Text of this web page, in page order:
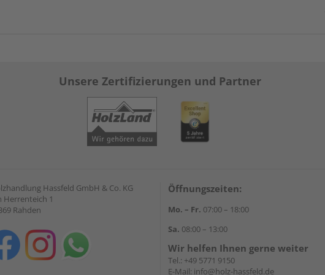
Unsere Zertifizierungen und Partner
Hassfeld GmbH & Co. KG
Herrenteich 1
Rahden
Öffnungszeiten:
Mo. – Fr. 07:00 – 18:00
Sa. 08:00 – 13:00
Wir helfen Ihnen gerne weiter
Tel.: +49 5771 9150
E-Mail: info@holz-hassfeld.de